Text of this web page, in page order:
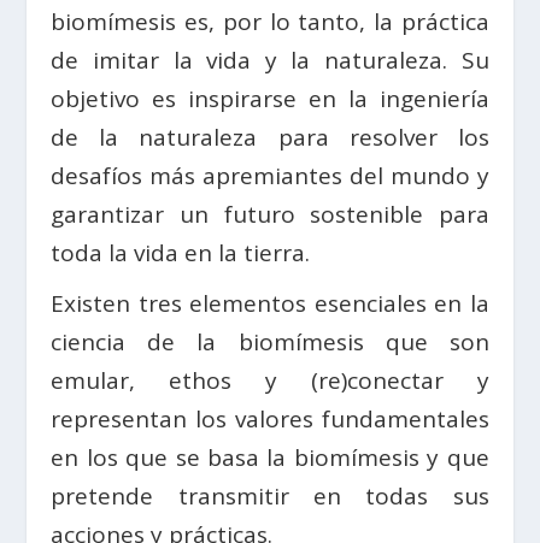
biomímesis es, por lo tanto, la práctica
de imitar la vida y la naturaleza. Su
objetivo es inspirarse en la ingeniería
de la naturaleza para resolver los
desafíos más apremiantes del mundo y
garantizar un futuro sostenible para
toda la vida en la tierra.
Existen tres elementos esenciales en la
ciencia de la biomímesis que son
emular, ethos y (re)conectar y
representan los valores fundamentales
en los que se basa la biomímesis y que
pretende transmitir en todas sus
acciones y prácticas.